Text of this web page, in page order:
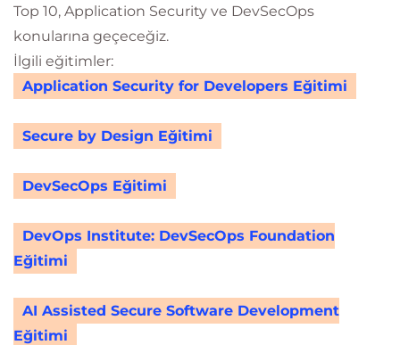
Top 10, Application Security ve DevSecOps
konularına geçeceğiz.
İlgili eğitimler:
Application Security for Developers Eğitimi
Secure by Design Eğitimi
DevSecOps Eğitimi
DevOps Institute: DevSecOps Foundation
Eğitimi
AI Assisted Secure Software Development
Eğitimi